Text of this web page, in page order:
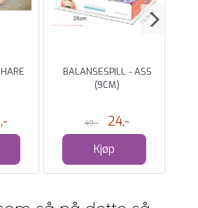
BALANSESPILL - ASS
(9CM)
49,- 24,-
Kjøp